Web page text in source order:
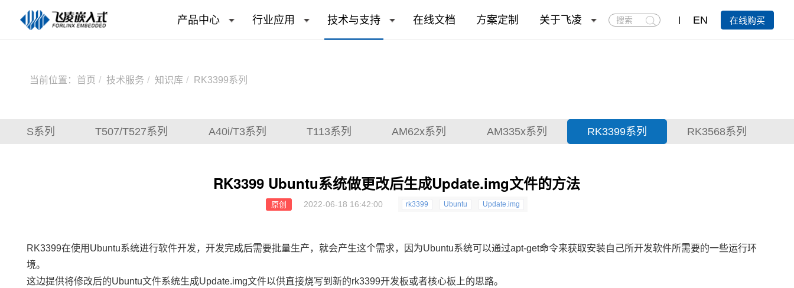
产品中心 行业应用 技术与支持 在线文档 方案定制 关于飞凌
搜
索
EN 在线购买
当前位置： 首页 技术服务 知识库 RK3399系列
LS系列 T507/T527系列 A40i/T3系列 T113系列 AM62x系列 AM335x系列 RK3399系列 RK3568系列
RK3399 Ubuntu系统做更改后生成Update.img文件的方法
原创 2022-06-18 16:42:00 rk3399 Ubuntu Update.img
RK3399在使用Ubuntu系统进行软件开发，开发完成后需要批量生产，就会产生这个需求，因为Ubuntu系统可以通过apt-get命令来获取安装自己所开发软件所需要的一些运行环
境。
这边提供将修改后的Ubuntu文件系统生成Update.img文件以供直接烧写到新的rk3399开发板或者核心板 上的思路。